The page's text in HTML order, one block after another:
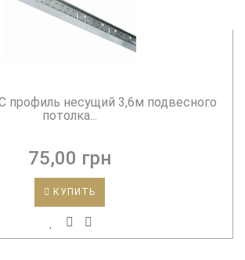
профиль несущий 3,6м подвесного
потолка...
75,00 грн
КУПИТЬ